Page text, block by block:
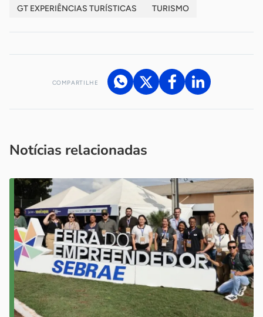
GT EXPERIÊNCIAS TURÍSTICAS
TURISMO
COMPARTILHE
Notícias relacionadas